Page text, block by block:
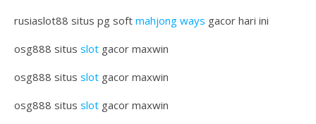
rusiaslot88 situs pg soft mahjong ways gacor hari ini
osg888 situs slot gacor maxwin
osg888 situs slot gacor maxwin
osg888 situs slot gacor maxwin